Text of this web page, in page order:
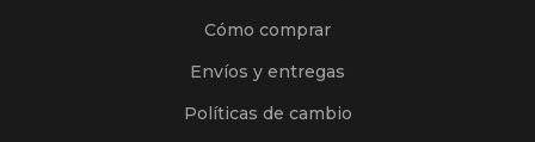
Cómo comprar
Envíos y entregas
Políticas de cambio